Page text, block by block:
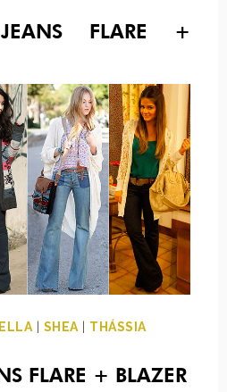
FLARE +
| SHEA | THÁSSIA
FLARE + BLAZER